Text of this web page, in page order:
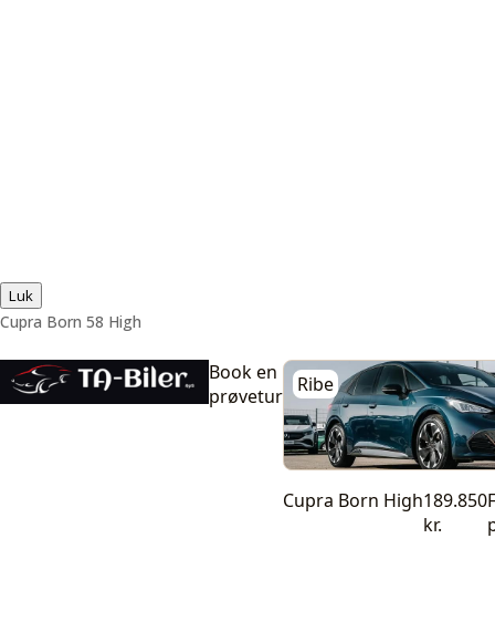
Luk
Cupra Born 58 High